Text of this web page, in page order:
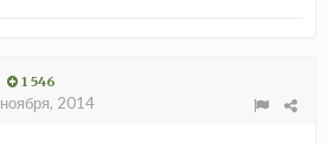
1 546
2014